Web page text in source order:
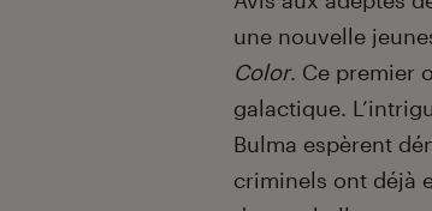
une nouvelle
Color. Ce premier
galactique.
Bulma espèrent
criminels ont déjà